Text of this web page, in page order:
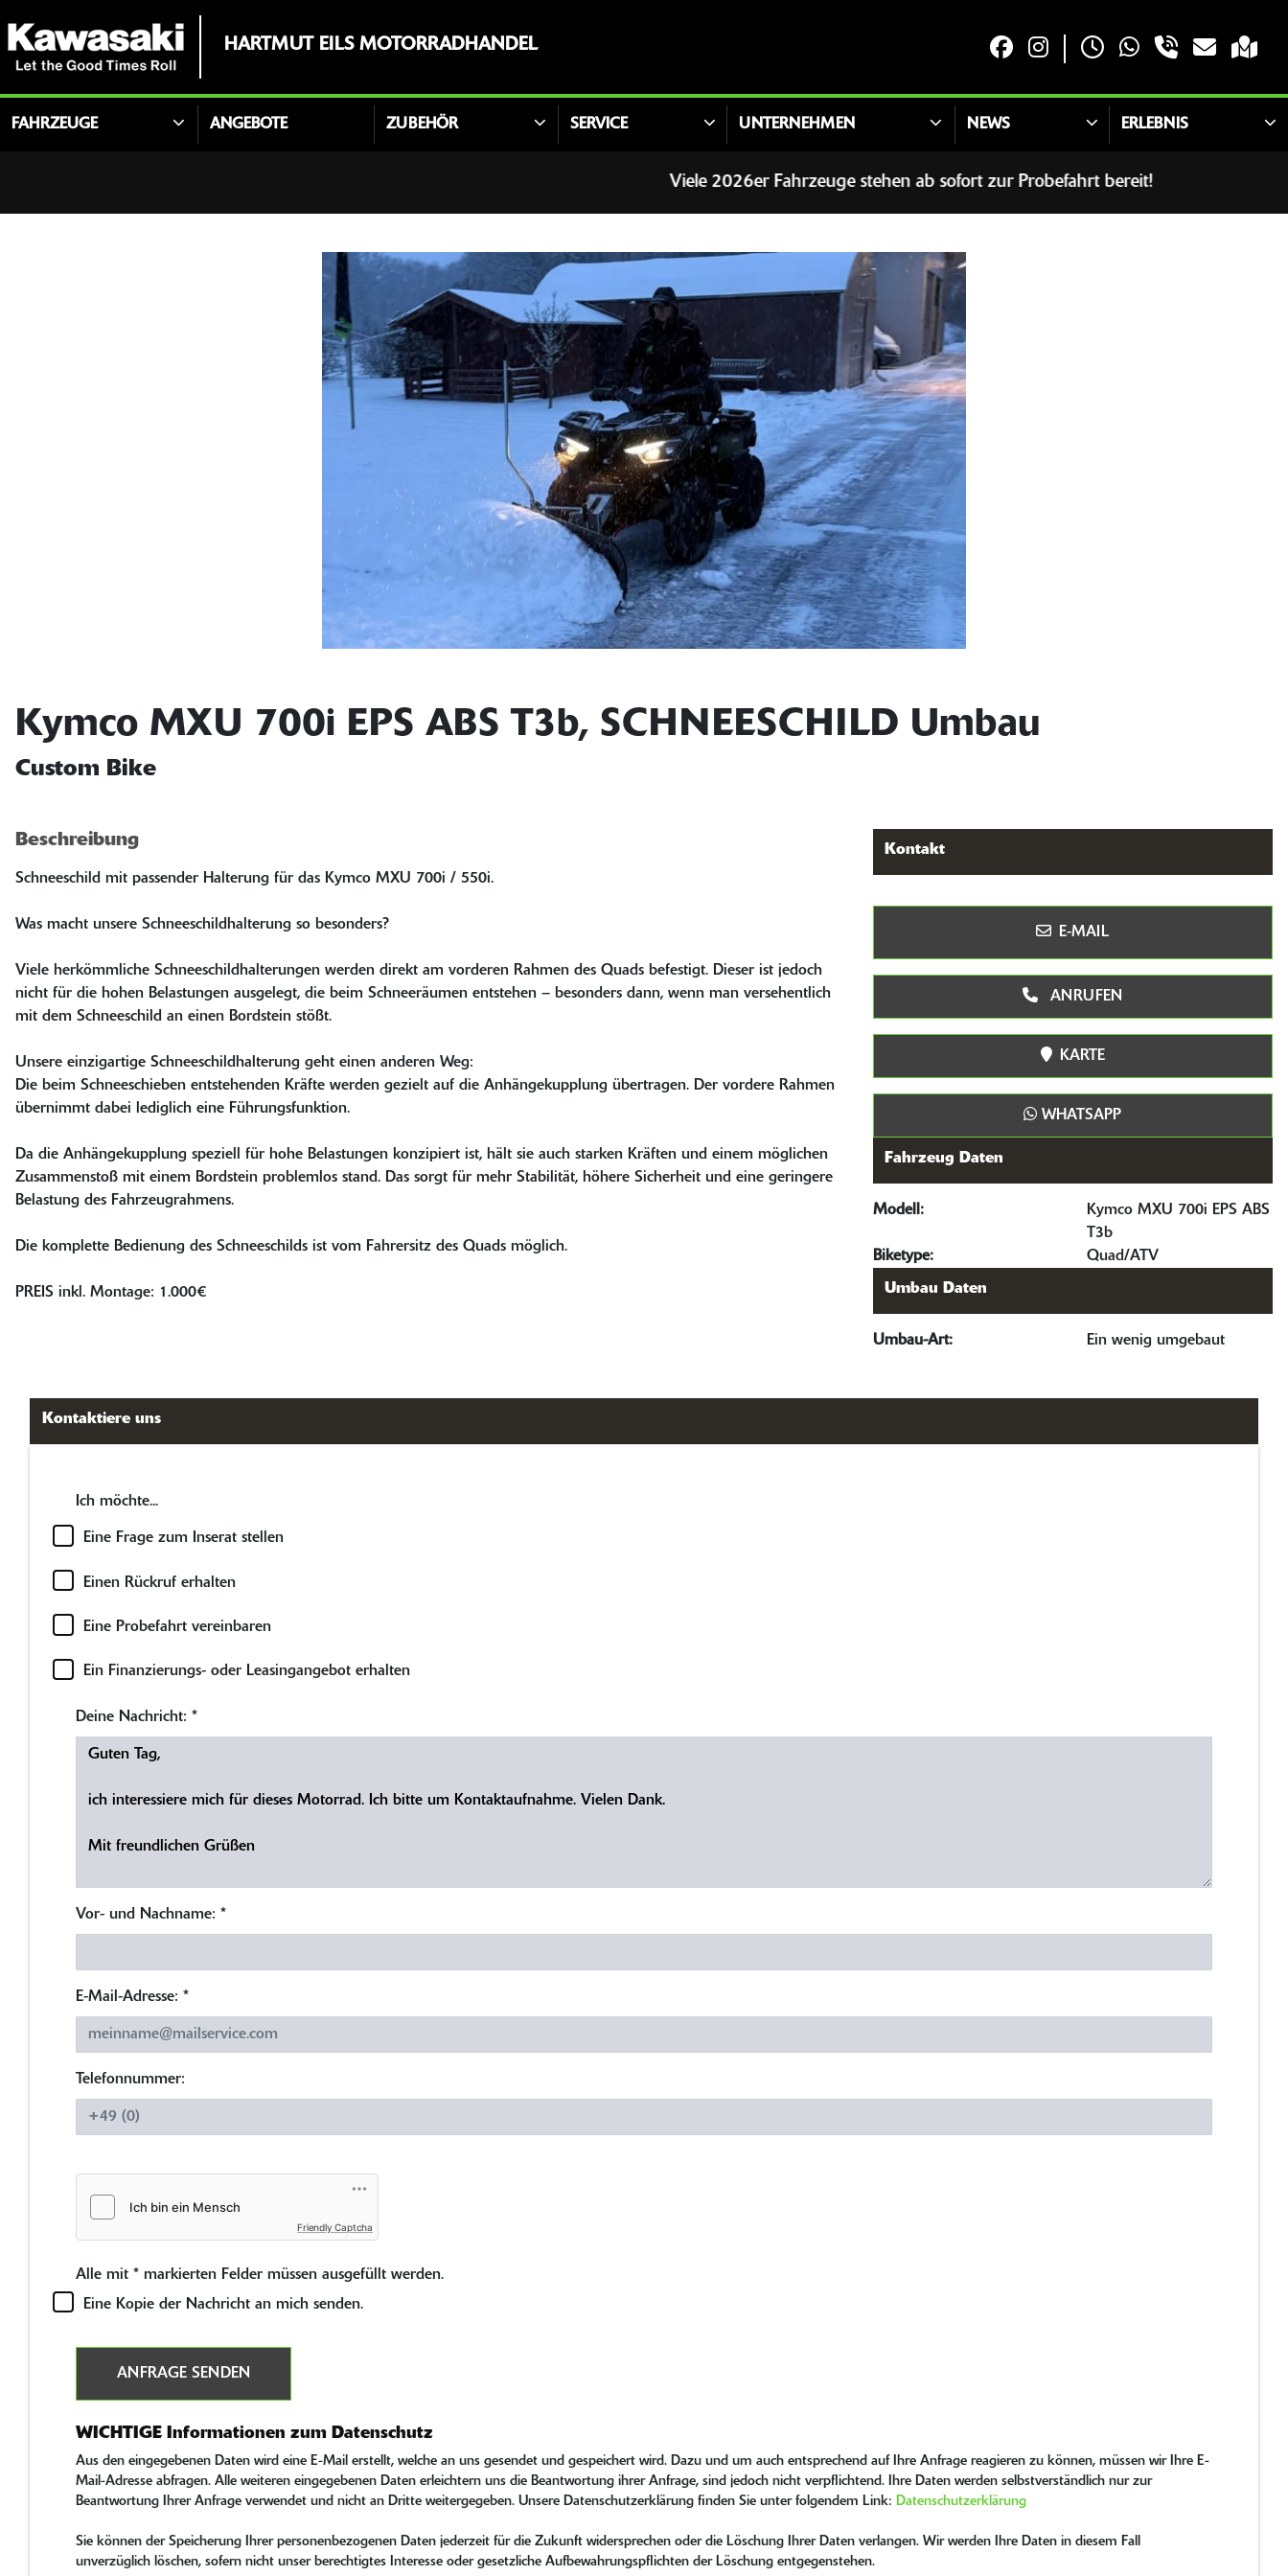
HARTMUT EILS MOTORRADHANDEL
FAHRZEUGE ANGEBOTE ZUBEHÖR SERVICE UNTERNEHMEN NEWS ERLEBNIS
Viele 2026er Fahrzeuge stehen ab sofort zur Probefahrt bereit!
Kymco MXU 700i EPS ABS T3b, SCHNEESCHILD Umbau
Custom Bike
Beschreibung
Schneeschild mit passender Halterung für das Kymco MXU 700i / 550i.
Was macht unsere Schneeschildhalterung so besonders?
Viele herkömmliche Schneeschildhalterungen werden direkt am vorderen Rahmen des Quads befestigt. Dieser ist jedoch
nicht für die hohen Belastungen ausgelegt, die beim Schneeräumen entstehen – besonders dann, wenn man versehentlich
mit dem Schneeschild an einen Bordstein stößt.
Unsere einzigartige Schneeschildhalterung geht einen anderen Weg:
Die beim Schneeschieben entstehenden Kräfte werden gezielt auf die Anhängekupplung übertragen. Der vordere Rahmen
übernimmt dabei lediglich eine Führungsfunktion.
Da die Anhängekupplung speziell für hohe Belastungen konzipiert ist, hält sie auch starken Kräften und einem möglichen
Zusammenstoß mit einem Bordstein problemlos stand. Das sorgt für mehr Stabilität, höhere Sicherheit und eine geringere
Belastung des Fahrzeugrahmens.
Die komplette Bedienung des Schneeschilds ist vom Fahrersitz des Quads möglich.
PREIS inkl. Montage: 1.000€
Kontakt
E-MAIL
ANRUFEN
KARTE
WHATSAPP
Fahrzeug Daten
Modell:
Kymco MXU 700i EPS ABS
T3b
Biketype:
Quad/ATV
Umbau Daten
Umbau-Art: Ein wenig umgebaut
Kontaktiere uns
Ich möchte...
Eine Frage zum Inserat stellen
Einen Rückruf erhalten
Eine Probefahrt vereinbaren
Ein Finanzierungs- oder Leasingangebot erhalten
Deine Nachricht: *
Vor- und Nachname: *
E-Mail-Adresse: *
Telefonnummer:
Friendly Captcha
Alle mit * markierten Felder müssen ausgefüllt werden.
Eine Kopie der Nachricht an mich senden.
ANFRAGE SENDEN
WICHTIGE Informationen zum Datenschutz
Aus den eingegebenen Daten wird eine E-Mail erstellt, welche an uns gesendet und gespeichert wird. Dazu und um auch entsprechend auf Ihre Anfrage reagieren zu können, müssen wir Ihre E-
Mail-Adresse abfragen. Alle weiteren eingegebenen Daten erleichtern uns die Beantwortung ihrer Anfrage, sind jedoch nicht verpflichtend. Ihre Daten werden selbstverständlich nur zur
Beantwortung Ihrer Anfrage verwendet und nicht an Dritte weitergegeben. Unsere Datenschutzerklärung finden Sie unter folgendem Link: Datenschutzerklärung
Sie können der Speicherung Ihrer personenbezogenen Daten jederzeit für die Zukunft widersprechen oder die Löschung Ihrer Daten verlangen. Wir werden Ihre Daten in diesem Fall
unverzüglich löschen, sofern nicht unser berechtigtes Interesse oder gesetzliche Aufbewahrungspflichten der Löschung entgegenstehen.